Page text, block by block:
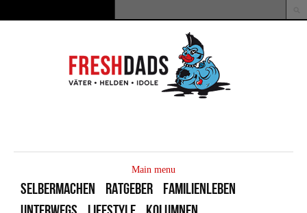
Suchformular
Main menu
SELBERMACHEN RATGEBER
FAMILIENLEBEN